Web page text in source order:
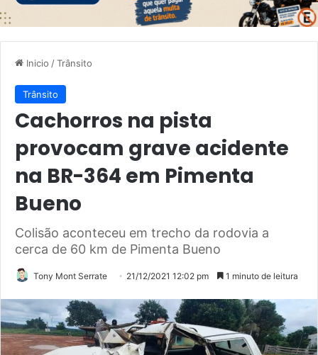
Inicio /Trânsito
Trânsito
Cachorros na pista
provocam grave acidente
na BR-364 em Pimenta
Bueno
Colisão aconteceu em trecho da rodovia a
cerca de 60 km de Pimenta Bueno
Tony Mont Serrate 21/12/2021 12:02 pm 1 minuto de leitura